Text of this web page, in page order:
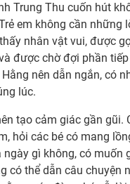
Trung Thu cuốn hút
em không cần những
nhân vật vui, được
được chờ đợi phần tiếp
nên dẫn ngắn, có
lúc.
tạo cảm giác gần gũi.
hỏi các bé có mang
ngày gì không, có muốn
có thể dẫn câu chuyện